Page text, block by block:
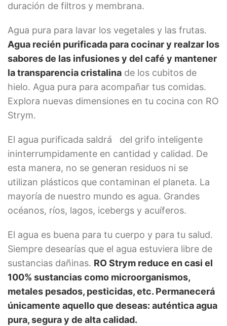
Contáctanos
duración de filtros y membrana.
Agua pura para lavar los vegetales y las frutas.
Agua recién purificada para cocinar y realzar los
sabores de las infusiones y del café y mantener
la transparencia cristalina de los cubitos de
hielo. Agua pura para acompañar tus comidas.
Explora nuevas dimensiones en tu cocina con RO
Strym.
El agua purificada saldrá del grifo inteligente
ininterrumpidamente en cantidad y calidad. De
esta manera, no se generan residuos ni se
utilizan plásticos que contaminan el planeta. La
mayoría de nuestro mundo es agua. Grandes
océanos, ríos, lagos, icebergs y acuíferos.
El agua es buena para tu cuerpo y para tu salud.
Siempre desearías que el agua estuviera libre de
sustancias dañinas. RO Strym reduce en casi el
100% sustancias como microorganismos,
metales pesados, pesticidas, etc. Permanecerá
únicamente aquello que deseas: auténtica agua
pura, segura y de alta calidad.